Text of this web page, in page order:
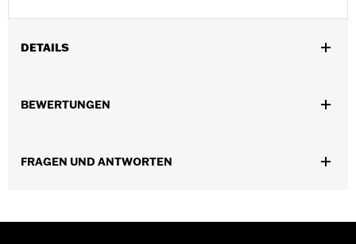
DETAILS
Installationsanleitung
In Einheiten erhältlich:Paar
BEWERTUNGEN
FRAGEN UND ANTWORTEN